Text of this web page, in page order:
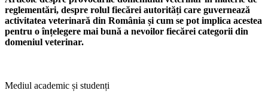
reglementări, despre rolul fiecărei autorități care guvernează
activitatea veterinară din România și cum se pot implica acestea
pentru o înțelegere mai bună a nevoilor fiecărei categorii din
domeniul veterinar.
Mediul academic și studenți